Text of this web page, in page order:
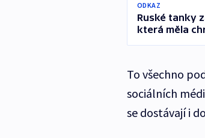
ODKAZ
Ruské tanky
která měla
To všechno
sociálních
se dostávají i